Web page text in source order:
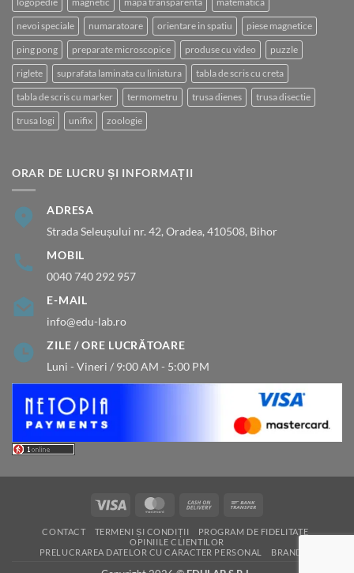
nevoi speciale numaratoare orientare in spatiu piese magnetice
ping pong preparate microscopice produse cu video puzzle
riglete suprafata laminata cu liniatura tabla de scris cu creta
tabla de scris cu marker termometru trusa dienes trusa disectie
trusa logi unifix zoologie
ORAR DE LUCRU ȘI INFORMAȚII
ADRESA
Strada Seleușului nr. 42, Oradea, 410508, Bihor
MOBIL
0040 740 292 957
E-MAIL
info@edu-lab.ro
ZILE / ORE LUCRĂTOARE
Luni - Vineri / 9:00 AM - 5:00 PM
Visa MasterCardCash
Delivery
CONTACT TERMENI ȘI CONDIȚII
PROGRAM DE FIDELITATE
OPINIILE CLIENTILOR
PRELUCRAREA DATELOR CU CARACTER PERSONAL
BRANDURI